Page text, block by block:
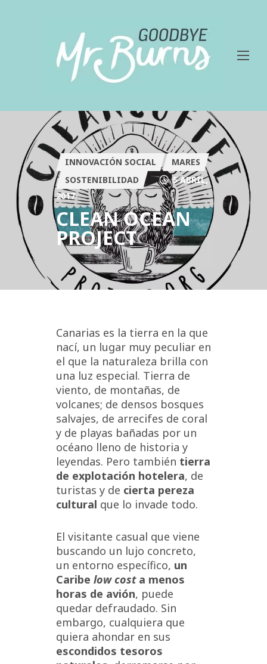
INNOVACIÓN SOCIAL
MARES
SOSTENIBILIDAD
5 ABRIL,
2017
CLEAN OCEAN
PROJECT
Canarias es la tierra en la que
nací, un lugar muy peculiar en
el que la naturaleza brilla con
una luz especial. Tierra de
viento, de montañas, de
volcanes; de densos bosques
salvajes, de arrecifes de coral
y de playas bañadas por un
océano lleno de historia y
leyendas. Pero también tierra
de explotación hotelera, de
turistas y de cierta pereza
cultural que lo invade todo.
El visitante casual que viene
buscando un lujo concreto,
un entorno específico, un
Caribe low costa menos
horas de avión, puede
quedar defraudado. Sin
embargo, cualquiera que
quiera ahondar en sus
escondidos tesoros